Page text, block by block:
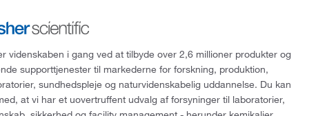
videnskaben i gang ved at tilbyde over 2,6 millioner produkter og
supporttjenester til markederne for forskning, produktion,
sundhedspleje og naturvidenskabelig uddannelse. Du kan
at vi har et uovertruffent udvalg af forsyninger til laboratorier,